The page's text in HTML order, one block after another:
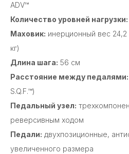
ADV™
Количество уровней нагрузки:
Маховик: инерционный вес 24,2
кг)
Длина шага: 56 см
Расстояние между педалями:
S.Q.F.™)
Педальный узел:
реверсивным ходом
Педали: двухпозиционные,
увеличенного размера